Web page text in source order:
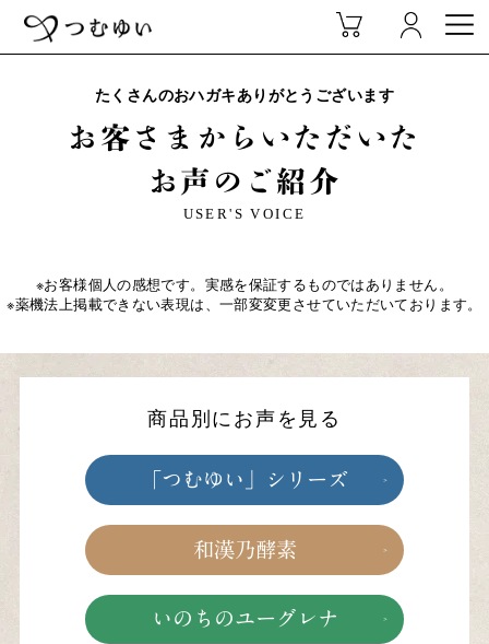
たくさんのおハガキありがとうございます
お客さまからいただいた
お声のご紹介
USER'S VOICE
※お客様個人の感想です。実感を保証するものではありません。
※薬機法上掲載できない表現は、一部変変更させていただいております。
商品別にお声を見る
「つむゆい」シリーズ
和漢乃酵素
いのちのユーグレナ